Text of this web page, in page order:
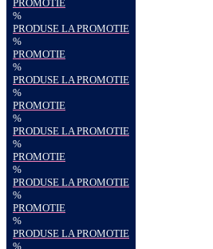
PROMOTIE
%
PRODUSE LA PROMOTIE
%
PROMOTIE
%
PRODUSE LA PROMOTIE
%
PROMOTIE
%
PRODUSE LA PROMOTIE
%
PROMOTIE
%
PRODUSE LA PROMOTIE
%
PROMOTIE
%
PRODUSE LA PROMOTIE
%